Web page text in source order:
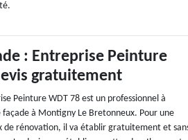
: Entreprise Peinture
gratuitement
Peinture WDT 78 est un professionnel à
à Montigny Le Bretonneux. Pour une
de rénovation, il va établir gratuitement et